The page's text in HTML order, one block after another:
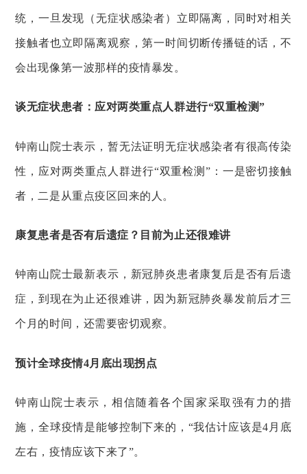
统，一旦发现（无症状感染者）立即隔离，同时对相关
接触者也立即隔离观察，第一时间切断传播链的话，不
会出现像第一波那样的疫情暴发。
谈无症状患者：应对两类重点人群进行“双重检测”
钟南山院士表示，暂无法证明无症状感染者有很高传染
性，应对两类重点人群进行“双重检测”：一是密切接触
者，二是从重点疫区回来的人。
康复患者是否有后遗症？目前为止还很难讲
钟南山院士最新表示，新冠肺炎患者康复后是否有后遗
症，到现在为止还很难讲，因为新冠肺炎暴发前后才三
个月的时间，还需要密切观察。
预计全球疫情4月底出现拐点
钟南山院士表示，相信随着各个国家采取强有力的措
施，全球疫情是能够控制下来的，“我估计应该是4月底
左右，疫情应该下来了”。